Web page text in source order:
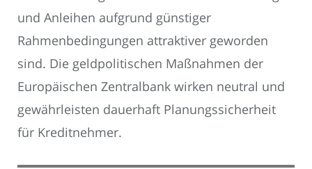
und Anleihen aufgrund günstiger
Rahmenbedingungen attraktiver geworden
sind. Die geldpolitischen Maßnahmen der
Europäischen Zentralbank wirken neutral und
gewährleisten dauerhaft Planungssicherheit
für Kreditnehmer.